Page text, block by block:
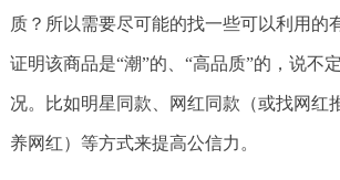
质？所以需要尽可能的找一些可以利用的
证明该商品是“潮”的、“高品质”的，说不
况。比如明星同款、网红同款（或找网红
养网红）等方式来提高公信力。